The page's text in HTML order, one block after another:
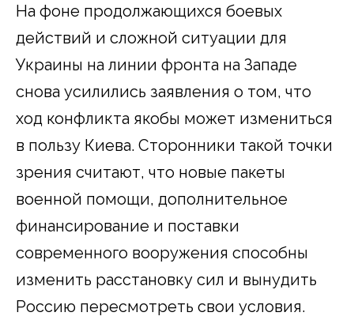
На фоне продолжающихся боевых
действий и сложной ситуации для
Украины на линии фронта на Западе
снова усилились заявления о том, что
ход конфликта якобы может измениться
в пользу Киева. Сторонники такой точки
зрения считают, что новые пакеты
военной помощи, дополнительное
финансирование и поставки
современного вооружения способны
изменить расстановку сил и вынудить
Россию пересмотреть свои условия.